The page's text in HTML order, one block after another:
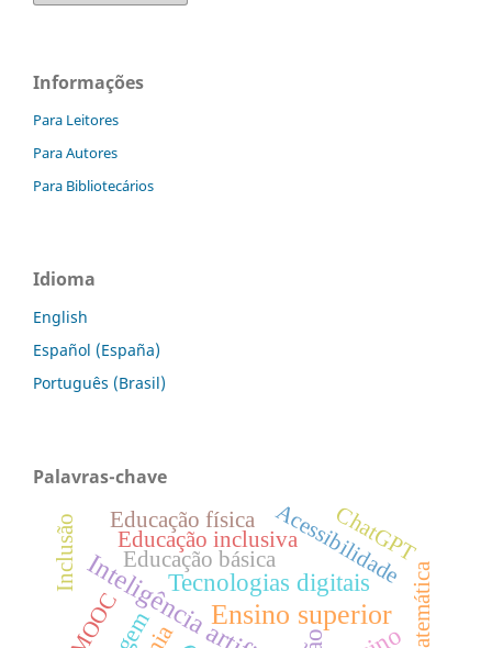
Informações
Para Leitores
Para Autores
Para Bibliotecários
Idioma
English
Español (España)
Português (Brasil)
Palavras-chave
Ensino superior
Inteligência artificial
Tecnologias digitais
Educação básica
Inclusão Educação inclusivaAcessibilidade
MOOC
Educação física
Matemática
ChatGPT